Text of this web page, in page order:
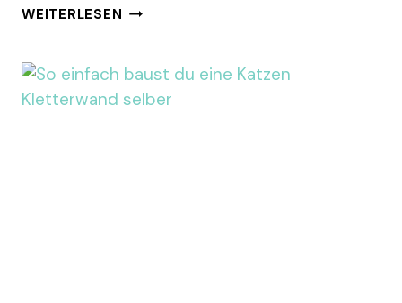
WEITERLESEN KATZENSICHERE
EIN
ENTSPANNTES
FEST